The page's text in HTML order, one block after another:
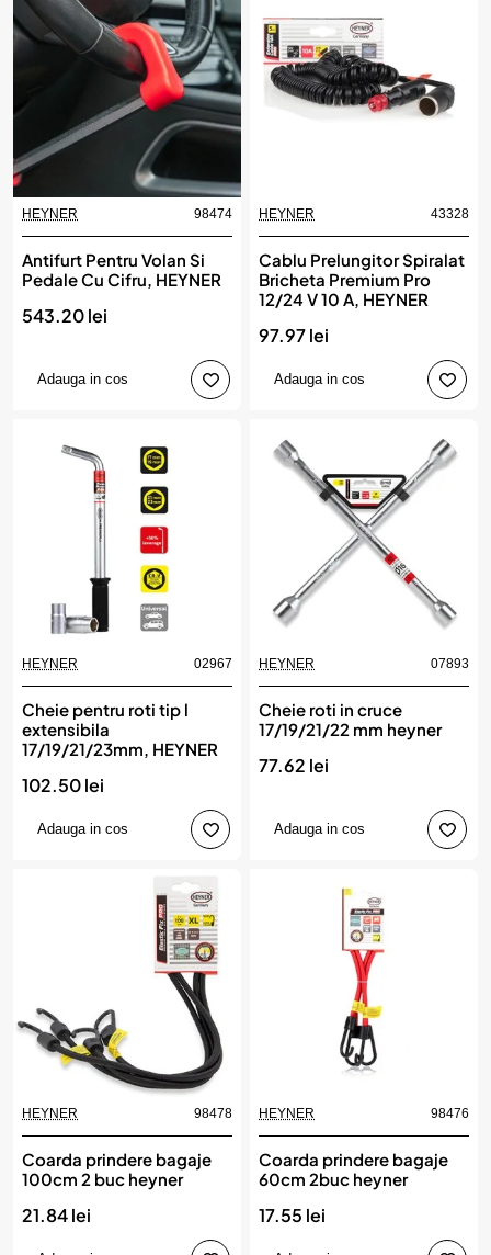
HEYNER 98474
Antifurt Pentru Volan Si
Pedale Cu Cifru, HEYNER
543.20 lei
Adauga in cos
HEYNER 43328
Cablu Prelungitor Spiralat
Bricheta Premium Pro
12/24 V 10 A, HEYNER
97.97 lei
Adauga in cos
HEYNER 02967
Cheie pentru roti tip l
extensibila
17/19/21/23mm, HEYNER
102.50 lei
Adauga in cos
HEYNER 07893
Cheie roti in cruce
17/19/21/22 mm heyner
77.62 lei
Adauga in cos
HEYNER 98478
Coarda prindere bagaje
100cm 2 buc heyner
21.84 lei
HEYNER 98476
Coarda prindere bagaje
60cm 2buc heyner
17.55 lei